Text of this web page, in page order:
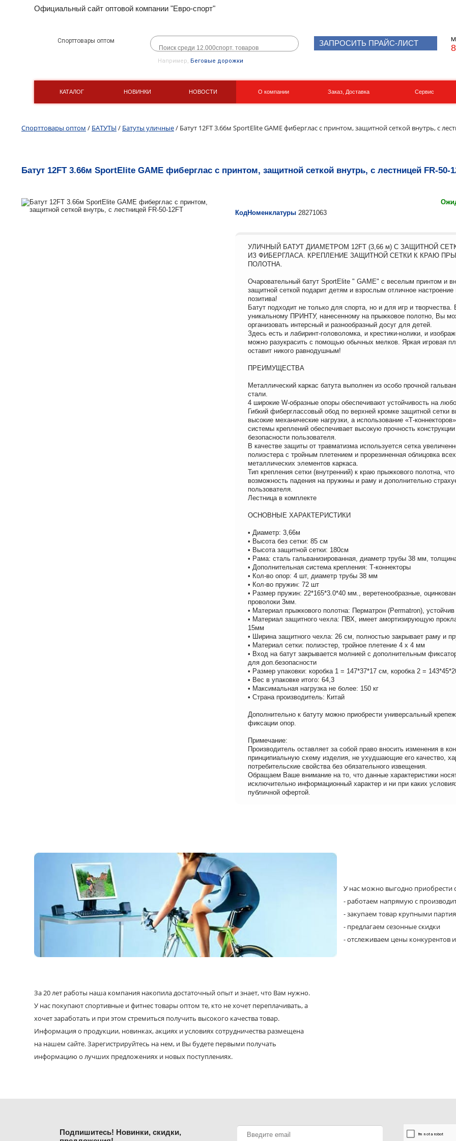
Официальный сайт оптовой компании "Евро-спорт"
Спорттовары оптом
Например, Беговые дорожки
ЗАПРОСИТЬ ПРАЙС-ЛИСТ
КАТАЛОГ НОВИНКИ НОВОСТИ О компании Заказ, Доставка Сервис
Спорттовары оптом / БАТУТЫ / Батуты уличные/ Батут 12FT 3.66м SportElite GAME фиберглас с принтом, защитной сеткой внутрь, с
Батут 12FT 3.66м SportElite GAME фиберглас с принтом, защитной сеткой внутрь, с лестницей FR-50-
КодНоменклатуры 28271063
УЛИЧНЫЙ БАТУТ ДИАМЕТРОМ 12FT (3,66 м) С ЗАЩИТНОЙ
ИЗ ФИБЕРГЛАСА. КРЕПЛЕНИЕ ЗАЩИТНОЙ СЕТКИ К КРАЮ
ПОЛОТНА.
Очаровательный батут SportElite " GAME" с веселым принтом и
защитной сеткой подарит детям и взрослым отличное настроение
позитива!
Батут подходит не только для спорта, но и для игр и творчества.
уникальному ПРИНТУ, нанесенному на прыжковое полотно, Вы
организовать интерсный и разнообразный досуг для детей.
Здесь есть и лабиринт-головоломка, и крестики-нолики, и
можно разукрасить с помощью обычных мелков. Яркая игровая
оставит никого равнодушным!
ПРЕИМУЩЕСТВА
Металлический каркас батута выполнен из особо прочной
стали.
4 широкие W-образные опоры обеспечивают устойчивость на
Гибкий фиберглассовый обод по верхней кромке защитной сетки
высокие механические нагрузки, а использование «Т-
системы креплений обеспечивает высокую прочность
безопасности пользователя.
В качестве защиты от травматизма используется сетка
полиэстера с тройным плетением и прорезиненная облицовка
металлических элементов каркаса.
Тип крепления сетки (внутренний) к краю прыжкового полотна,
возможность падения на пружины и раму и дополнительно
пользователя.
Лестница в комплекте
ОСНОВНЫЕ ХАРАКТЕРИСТИКИ
• Диаметр: 3,66м
• Высота без сетки: 85 см
• Высота защитной сетки: 180см
• Рама: сталь гальванизированная, диаметр трубы 38 мм,
• Дополнительная система крепления: Т-коннекторы
• Кол-во опор: 4 шт, диаметр трубы 38 мм
• Кол-во пружин: 72 шт
• Размер пружин: 22*165*3.0*40 мм., веретенообразные,
проволоки 3мм.
• Материал прыжкового полотна: Перматрон (Permatron),
• Материал защитного чехла: ПВХ, имеет амортизирующую
15мм
• Ширина защитного чехла: 26 см, полностью закрывает раму и
• Материал сетки: полиэстер, тройное плетение 4 х 4 мм
• Вход на батут закрывается молнией с дополнительным
для доп.безопасности
• Размер упаковки: коробка 1 = 147*37*17 см, коробка 2 =
• Вес в упаковке итого: 64,3
• Максимальная нагрузка не более: 150 кг
• Страна производитель: Китай
Дополнительно к батуту можно приобрести универсальный
фиксации опор.
Примечание:
Производитель оставляет за собой право вносить изменения в
принципиальную схему изделия, не ухудшающие его качество,
потребительские свойства без обязательного извещения.
Обращаем Ваше внимание на то, что данные характеристики
исключительно информационный характер и ни при каких
публичной офертой.
За 20 лет работы наша компания накопила достаточный опыт и знает, что Вам нужно.
У нас покупают спортивные и фитнес товары оптом те, кто не хочет переплачивать, а
хочет заработать и при этом стремиться получить высокого качества товар.
Информация о продукции, новинках, акциях и условиях сотрудничества размещена
на нашем сайте. Зарегистрируйтесь на нем, и Вы будете первыми получать
информацию о лучших предложениях и новых поступлениях.
У нас можно выгодно приобрести
- работаем напрямую с
- закупаем товар крупными
- предлагаем сезонные скидки
- отслеживаем цены конкурентов
Подпишитесь! Новинки, скидки,